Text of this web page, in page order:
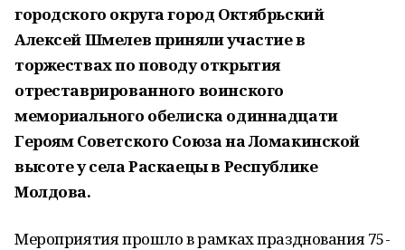
городского округа город Октябрьский
Алексей Шмелев приняли участие в
торжествах по поводу открытия
отреставрированного воинского
мемориального обелиска одиннадцати
Героям Советского Союза на Ломакинской
высоте у села Раскаецы в Республике
Молдова.
Мероприятия прошло в рамках празднования 75-